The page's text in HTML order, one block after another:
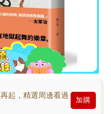
起，精選周邊看過
加購